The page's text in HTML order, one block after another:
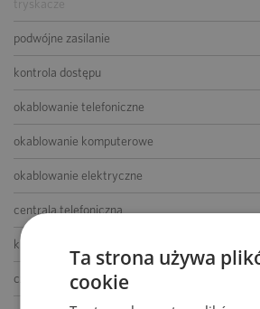
tryskacze
podwójne zasilanie
kontrola dostępu
okablowanie telefoniczne
okablowanie komputerowe
okablowanie elektryczne
centrala telefoniczna
klimatyzacja
czujniki dymu i ciepła
Ta strona używa
cookie